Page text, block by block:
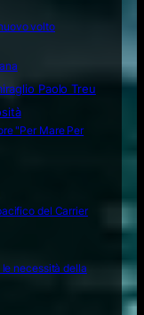
volto
Paolo Treu
"Per Mare Per
del Carrier
necessità della